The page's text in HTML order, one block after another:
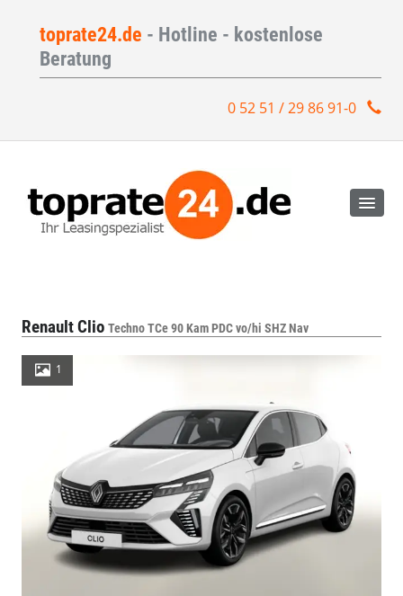
toprate24.de - Hotline - kostenlose
Beratung
0 52 51 / 29 86 91-0
Renault Clio Techno TCe 90 Kam PDC vo/hi SHZ Nav
1